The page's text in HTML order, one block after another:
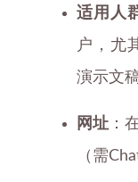
适用人
户，尤
演示文
网址 ：
（需